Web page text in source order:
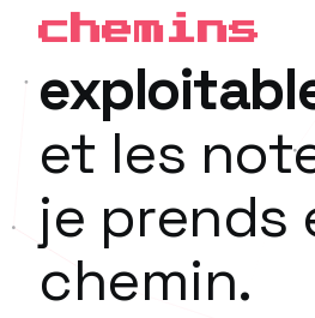
chemins
et les
je prends
chemin.